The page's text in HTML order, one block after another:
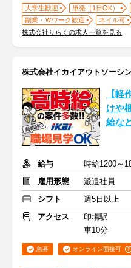
大学生歓迎 単発（1日OK）
副業・Ｗワーク歓迎
ネイル可
株式会社りらくの求人一覧を見る
株式会社イカイアウトソーシ
【軽
けや
給な
給与
時給1200～
雇用形態
派遣社員
シフト
週5日以上
アクセス
印場駅
車10分
急募 オンライン面接可